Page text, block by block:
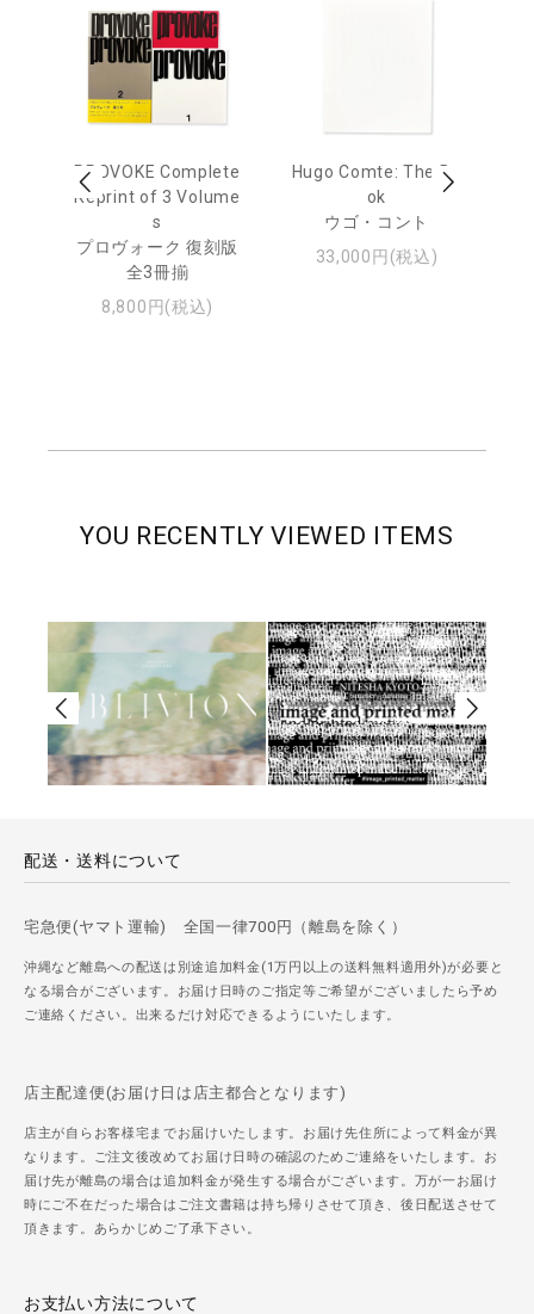
PROVOKE Complete
Reprint of 3 Volume
s
プロヴォーク 復刻版
全3冊揃
8,800円(税込)
Hugo Comte: The Bo
ok
ウゴ・コント
33,000円(税込)
YOU RECENTLY VIEWED ITEMS
配送・送料について
宅急便(ヤマト運輸) 全国一律700円（離島を除く）
沖縄など離島への配送は別途追加料金(1万円以上の送料無料適用外)が必要と
なる場合がございます。お届け日時のご指定等ご希望がございましたら予め
ご連絡ください。出来るだけ対応できるようにいたします。
店主配達便(お届け日は店主都合となります)
店主が自らお客様宅までお届けいたします。お届け先住所によって料金が異
なります。ご注文後改めてお届け日時の確認のためご連絡をいたします。お
届け先が離島の場合は追加料金が発生する場合がございます。万が一お届け
時にご不在だった場合はご注文書籍は持ち帰りさせて頂き、後日配送させて
頂きます。あらかじめご了承下さい。
お支払い方法について